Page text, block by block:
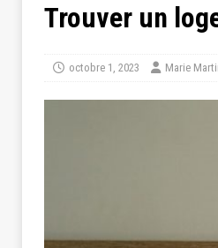
Trouver un
octobre 1, 2023 Marie